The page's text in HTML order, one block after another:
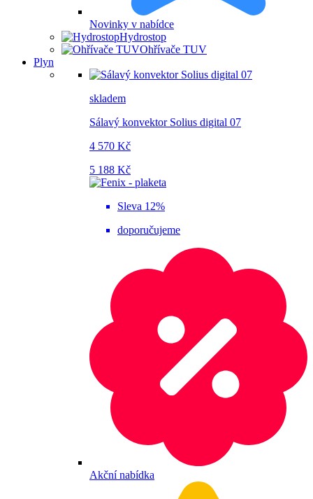
Novinky v nabídce
Hydrostop
Ohřívače TUV
Plyn
skladem
Sálavý konvektor Solius digital 07
4 570 Kč
5 188 Kč
Sleva 12%
doporučujeme
Akční nabídka